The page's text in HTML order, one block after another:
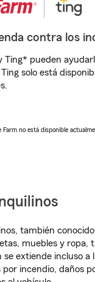
contra los
Ting* pueden
solo está
no está disponible
también
muebles y
se extiende incluso a
por incendio, daños